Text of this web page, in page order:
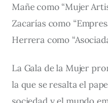
Mañe como “Mujer
Zacarías como
Herrera como
La Gala de la Mujer
la que se resalta el